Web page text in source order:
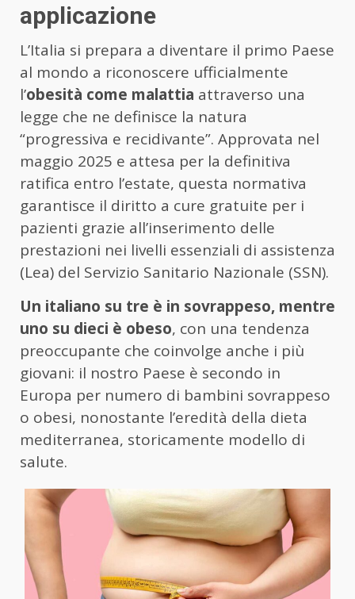
applicazione
L’Italia si prepara a diventare il primo Paese
al mondo a riconoscere ufficialmente
l’obesità come malattia attraverso una
legge che ne definisce la natura
“progressiva e recidivante”. Approvata nel
maggio 2025 e attesa per la definitiva
ratifica entro l’estate, questa normativa
garantisce il diritto a cure gratuite per i
pazienti grazie all’inserimento delle
prestazioni nei livelli essenziali di assistenza
(Lea) del Servizio Sanitario Nazionale (SSN).
Un italiano su tre è in sovrappeso, mentre
uno su dieci è obeso, con una tendenza
preoccupante che coinvolge anche i più
giovani: il nostro Paese è secondo in
Europa per numero di bambini sovrappeso
o obesi, nonostante l’eredità della dieta
mediterranea, storicamente modello di
salute.